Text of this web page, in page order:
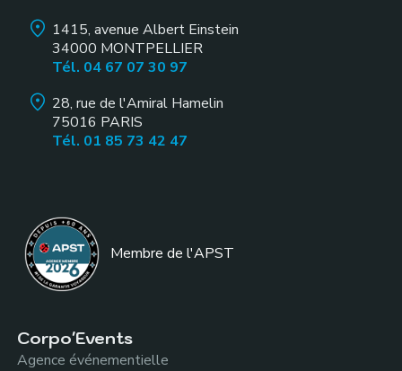
1415, avenue Albert Einstein
34000 MONTPELLIER
Tél. 04 67 07 30 97
28, rue de l'Amiral Hamelin
75016 PARIS
Tél. 01 85 73 42 47
Membre de l'APST
Corpo'Events
Agence événementielle